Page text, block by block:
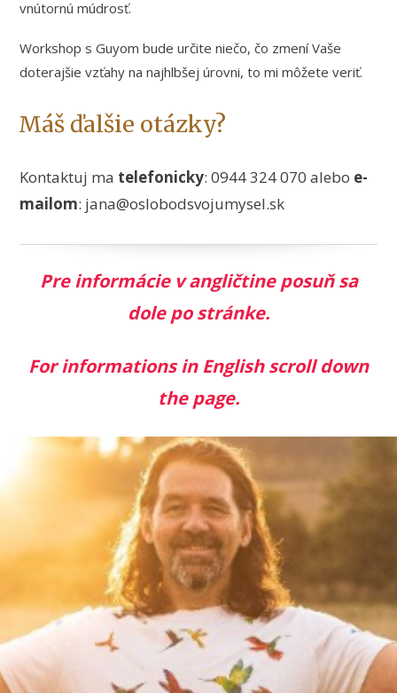
vnútornú múdrosť.
Workshop s Guyom bude určite niečo, čo zmení Vaše
doterajšie vzťahy na najhlbšej úrovni, to mi môžete veriť.
Máš ďalšie otázky?
Kontaktuj ma telefonicky: 0944 324 070 alebo e-
mailom: jana@oslobodsvojumysel.sk
Pre informácie v angličtine posuň sa
dole po stránke.
For informations in English scroll down
the page.